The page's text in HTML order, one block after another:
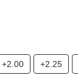
+2.00 +2.25